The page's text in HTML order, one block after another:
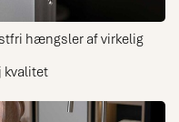
hængsler af virkelig
kvalitet